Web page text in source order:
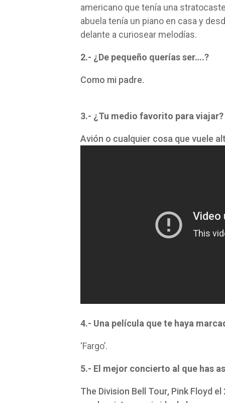
americano que tenía una
abuela tenía un piano en casa y
delante a curiosear melodías.
2.- ¿De pequeño querías ser….?
Como mi padre.
3.- ¿Tu medio favorito para viajar?
Avión o cualquier cosa que vuele
4.- Una película que te haya
‘Fargo’.
5.- El mejor concierto al que has
The Division Bell Tour, Pink Floyd